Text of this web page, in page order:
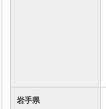
岩手県